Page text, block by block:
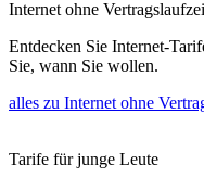
Internet ohne
Entdecken Sie Internet-
Sie, wann Sie wollen.
alles zu Internet ohne
Tarife für junge Leute